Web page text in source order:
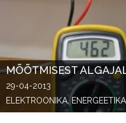
MÕÕTMISEST
29-04-2013
ELEKTROONIKA,